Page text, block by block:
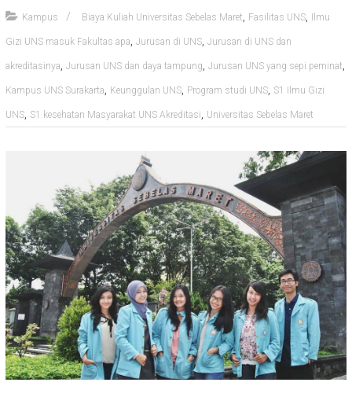
Kampus Biaya Kuliah Universitas Sebelas Maret, Fasilitas UNS, Ilmu
Gizi UNS masuk Fakultas apa, Jurusan di UNS, Jurusan di UNS dan
akreditasinya, Jurusan UNS dan daya tampung, Jurusan UNS yang sepi peminat,
Kampus UNS Surakarta, Keunggulan UNS, Program studi UNS, S1 Ilmu Gizi
UNS, S1 kesehatan Masyarakat UNS Akreditasi, Universitas Sebelas Maret